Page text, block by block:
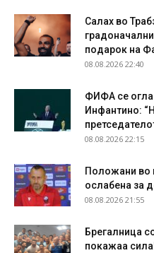
Салах во
подарок на
08.08.2026 22:40
ФИФА се
Инфантино:
08.08.2026 22:15
Положани во
ослабена за
08.08.2026 21:55
Брегалница
покажаа